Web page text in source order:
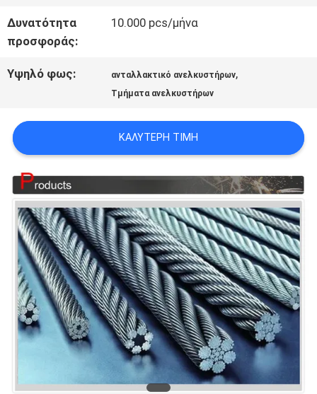
ΕΙΔΉΣΕΙΣ
ΠΕΡΙΠΤΏΣΕΙΣ
SITEMAP
PRIVACY
POLICY
Δυνατότητα
προσφοράς:
10.000 pcs/μήνα
Υψηλό φως: ανταλλακτικό ανελκυστήρων,
Τμήματα ανελκυστήρων
ΚΑΛΎΤΕΡΗ ΤΙΜΉ